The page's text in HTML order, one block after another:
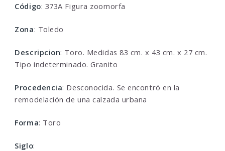
Código: 373A Figura zoomorfa
Zona: Toledo
Descripcion: Toro. Medidas 83 cm. x 43 cm. x 27 cm.
Tipo indeterminado. Granito
Procedencia: Desconocida. Se encontró en la
remodelación de una calzada urbana
Forma: Toro
Siglo: